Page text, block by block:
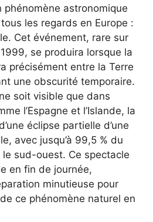
phénomène astronomique
les regards en Europe :
Cet événement, rare sur
se produira lorsque la
précisément entre la Terre
une obscurité temporaire.
soit visible que dans
l’Espagne et l’Islande, la
éclipse partielle d’une
avec jusqu’à 99,5 % du
sud-ouest. Ce spectacle
en fin de journée,
minutieuse pour
ce phénomène naturel en